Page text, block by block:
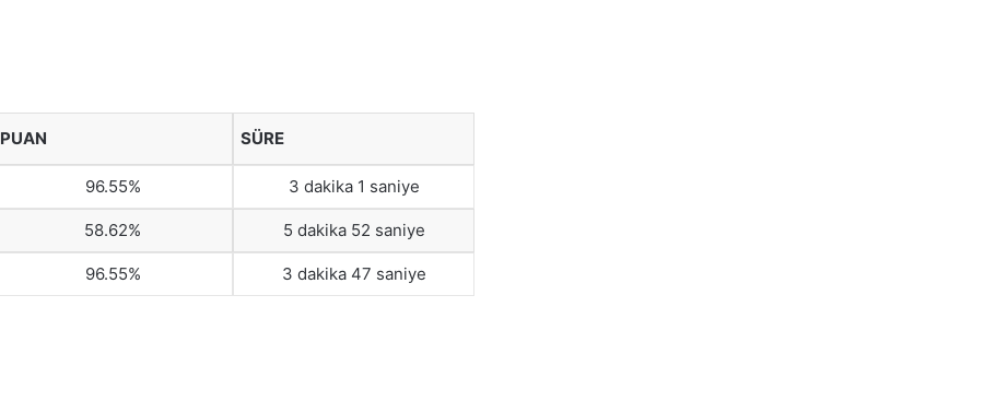
PUAN SÜRE
96.55% 3 dakika 1 saniye
58.62% 5 dakika 52 saniye
96.55% 3 dakika 47 saniye